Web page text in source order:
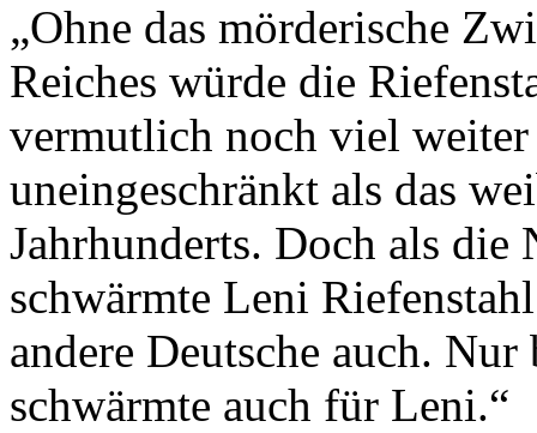
„Ohne das mörderische
Reiches würde die
vermutlich noch viel
uneingeschränkt als das
Jahrhunderts. Doch als die
schwärmte Leni
andere Deutsche auch.
schwärmte auch für Leni.“